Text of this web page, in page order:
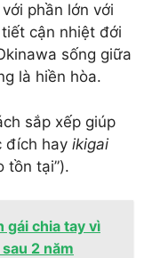
phần lớn với
cận nhiệt đới
sống giữa
là hiền hòa.
sắp xếp giúp
đích hay ikigai
tồn tại”).
gái chia tay vì
2 năm